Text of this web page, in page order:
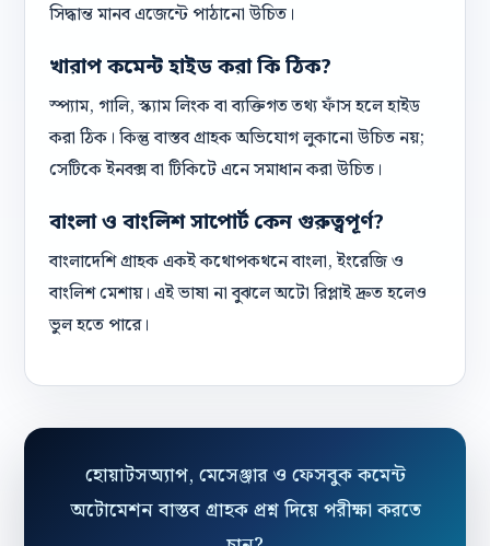
সিদ্ধান্ত মানব এজেন্টে পাঠানো উচিত।
খারাপ কমেন্ট হাইড করা কি ঠিক?
স্প্যাম, গালি, স্ক্যাম লিংক বা ব্যক্তিগত তথ্য ফাঁস হলে হাইড
করা ঠিক। কিন্তু বাস্তব গ্রাহক অভিযোগ লুকানো উচিত নয়;
সেটিকে ইনবক্স বা টিকিটে এনে সমাধান করা উচিত।
বাংলা ও বাংলিশ সাপোর্ট কেন গুরুত্বপূর্ণ?
বাংলাদেশি গ্রাহক একই কথোপকথনে বাংলা, ইংরেজি ও
বাংলিশ মেশায়। এই ভাষা না বুঝলে অটো রিপ্লাই দ্রুত হলেও
ভুল হতে পারে।
হোয়াটসঅ্যাপ, মেসেঞ্জার ও ফেসবুক কমেন্ট
অটোমেশন বাস্তব গ্রাহক প্রশ্ন দিয়ে পরীক্ষা করতে